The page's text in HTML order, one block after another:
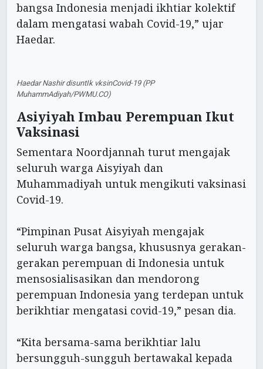
bangsa Indonesia menjadi ikhtiar kolektif
dalam mengatasi wabah Covid-19,” ujar
Haedar.
Haedar Nashir disuntIk vksinCovid-19 (PP
MuhammAdiyah/PWMU.CO)
Asiyiyah Imbau Perempuan Ikut
Vaksinasi
Sementara Noordjannah turut mengajak
seluruh warga Aisyiyah dan
Muhammadiyah untuk mengikuti vaksinasi
Covid-19.
“Pimpinan Pusat Aisyiyah mengajak
seluruh warga bangsa, khususnya gerakan-
gerakan perempuan di Indonesia untuk
mensosialisasikan dan mendorong
perempuan Indonesia yang terdepan untuk
berikhtiar mengatasi covid-19,” pesan dia.
“Kita bersama-sama berikhtiar lalu
bersungguh-sungguh bertawakal kepada